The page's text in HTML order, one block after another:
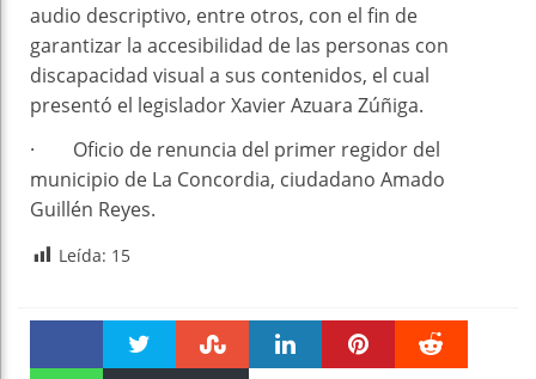
audio descriptivo, entre otros, con el fin de
garantizar la accesibilidad de las personas con
discapacidad visual a sus contenidos, el cual
presentó el legislador Xavier Azuara Zúñiga.
· Oficio de renuncia del primer regidor del
municipio de La Concordia, ciudadano Amado
Guillén Reyes.
Leída: 15